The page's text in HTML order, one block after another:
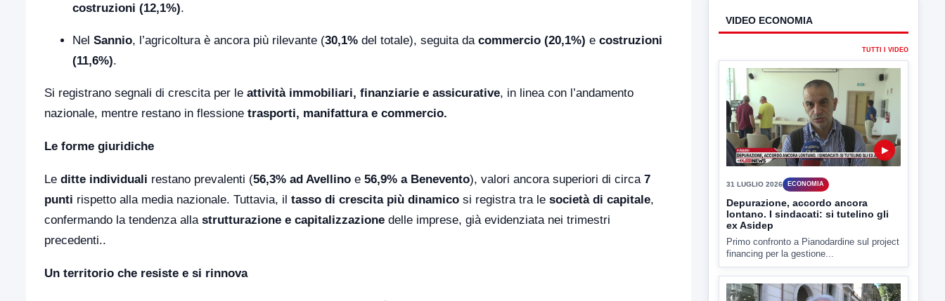
costruzioni (12,1%).
Nel Sannio, l’agricoltura è ancora più rilevante (30,1% del totale), seguita da commercio (20,1%) e costruzioni
(11,6%).
Si registrano segnali di crescita per le attività immobiliari, finanziarie e assicurative, in linea con l’andamento
nazionale, mentre restano in flessione trasporti, manifattura e commercio.
Le forme giuridiche
Le ditte individuali restano prevalenti (56,3% ad Avellino e 56,9% a Benevento), valori ancora superiori di circa 7
punti rispetto alla media nazionale. Tuttavia, il tasso di crescita più dinamico si registra tra le società di capitale,
confermando la tendenza alla strutturazione e capitalizzazione delle imprese, già evidenziata nei trimestri
precedenti..
Un territorio che resiste e si rinnova
Depurazione, accordo ancora
lontano. I sindacati: si tutelino gli
ex Asidep
Primo confronto a Pianodardine sul project
financing per la gestione...
30 LUGLIO 2026 ECONOMIA
Depurazione, Zaolino: il project
scarica i problemi sulla parte
pubblica